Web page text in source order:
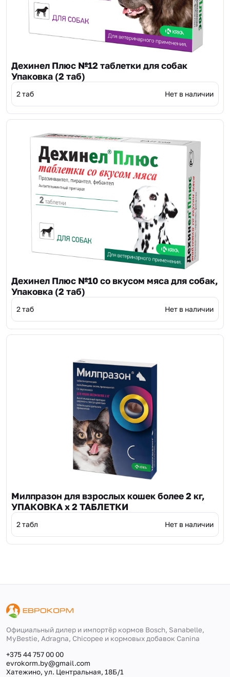
Дехинел Плюс №12 таблетки для собак
Упаковка (2 таб)
2 таб Нет в наличии
Дехинел Плюс №10 со вкусом мяса для собак,
Упаковка (2 таб)
2 таб Нет в наличии
Милпразон для взрослых кошек более 2 кг,
УПАКОВКА х 2 ТАБЛЕТКИ
2 табл Нет в наличии
Официальный дилер и импортёр кормов Bosch, Sanabelle,
MyBestie, Adragna, Сhicopee и кормовых добавок Canina
+375 44 757 00 00
evrokorm.by@gmail.com
Хатежино, ул. Центральная, 18Б/1